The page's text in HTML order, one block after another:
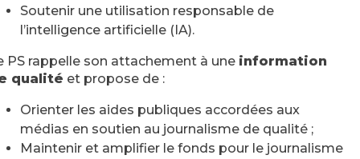
Soutenir une utilisation responsable de
l’intelligence artificielle (IA).
PS rappelle son attachement à une information
qualité et propose de :
Orienter les aides publiques accordées aux
médias en soutien au journalisme de qualité ;
Maintenir et amplifier le fonds pour le journalisme